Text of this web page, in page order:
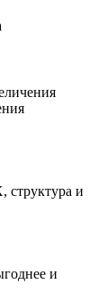
структура и
и